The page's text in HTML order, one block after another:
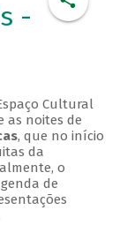
-
Cultural
as noites de
, que no início
da
o
de